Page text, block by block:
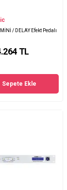
/ DELAY Efekt Pedalı
TL
Sepete Ekle